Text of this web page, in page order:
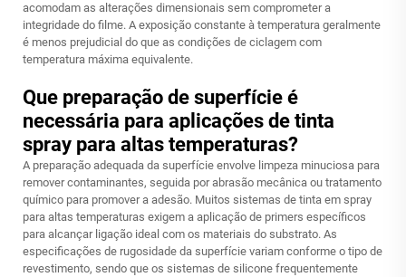
acomodam as alterações dimensionais sem comprometer a
integridade do filme. A exposição constante à temperatura geralmente
é menos prejudicial do que as condições de ciclagem com
temperatura máxima equivalente.
Que preparação de superfície é
necessária para aplicações de tinta
spray para altas temperaturas?
A preparação adequada da superfície envolve limpeza minuciosa para
remover contaminantes, seguida por abrasão mecânica ou tratamento
químico para promover a adesão. Muitos sistemas de tinta em spray
para altas temperaturas exigem a aplicação de primers específicos
para alcançar ligação ideal com os materiais do substrato. As
especificações de rugosidade da superfície variam conforme o tipo de
revestimento, sendo que os sistemas de silicone frequentemente